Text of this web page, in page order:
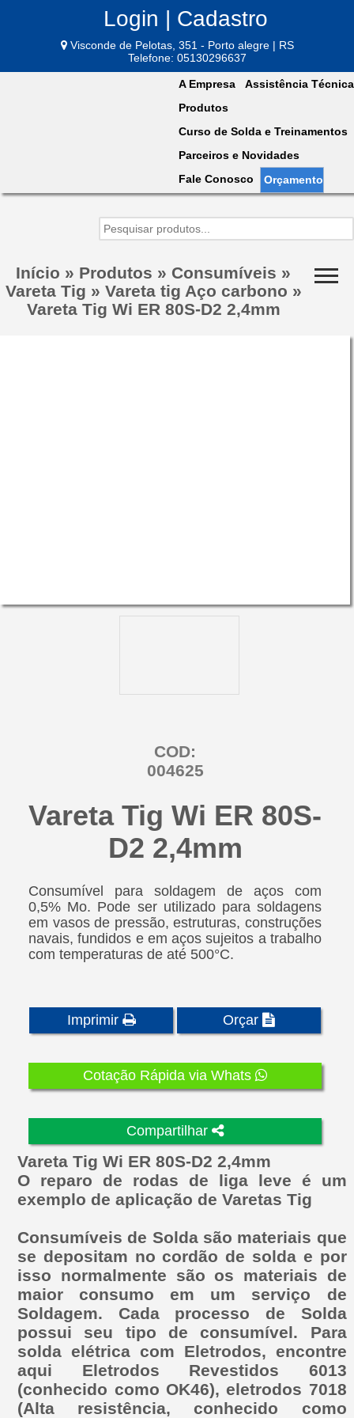
Login | Cadastro
Visconde de Pelotas, 351 - Porto alegre | RS
Telefone: 05130296637
A Empresa
Assistência Técnica
Produtos
Curso de Solda e Treinamentos
Parceiros e Novidades
Fale Conosco
Orçamento
Início » Produtos » Consumíveis »
Vareta Tig » Vareta tig Aço carbono »
Vareta Tig Wi ER 80S-D2 2,4mm
COD:
004625
Vareta Tig Wi ER 80S-
D2 2,4mm
Consumível para soldagem de aços com
0,5% Mo. Pode ser utilizado para soldagens
em vasos de pressão, estruturas, construções
navais, fundidos e em aços sujeitos a trabalho
com temperaturas de até 500°C.
Imprimir Orçar
Cotação Rápida via Whats
Compartilhar
Vareta Tig Wi ER 80S-D2 2,4mm
O reparo de rodas de liga leve é um
exemplo de aplicação de Varetas Tig
Consumíveis de Solda são materiais que
se depositam no cordão de solda e por
isso normalmente são os materiais de
maior consumo em um serviço de
Soldagem. Cada processo de Solda
possui seu tipo de consumível. Para
solda elétrica com Eletrodos, encontre
aqui Eletrodos Revestidos 6013
(conhecido como OK46), eletrodos 7018
(Alta resistência, conhecido como